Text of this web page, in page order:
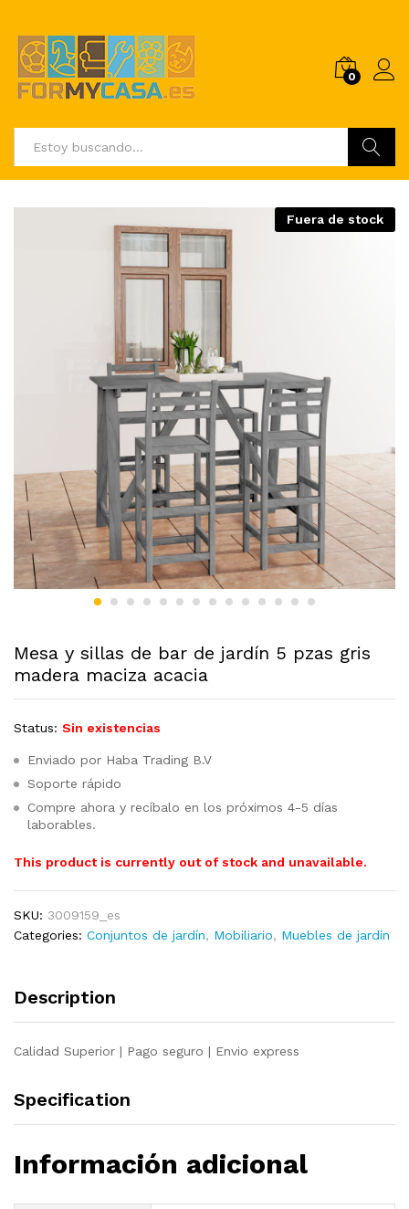
0
Fuera de stock
Mesa y sillas de bar de jardín 5 pzas gris
madera maciza acacia
Status: Sin existencias
Enviado por Haba Trading B.V
Soporte rápido
Compre ahora y recíbalo en los próximos 4-5 días
laborables.
This product is currently out of stock and unavailable.
SKU: 3009159_es
Categories: Conjuntos de jardín, Mobiliario, Muebles de jardín
Description
Calidad Superior | Pago seguro | Envio express
Specification
Información adicional